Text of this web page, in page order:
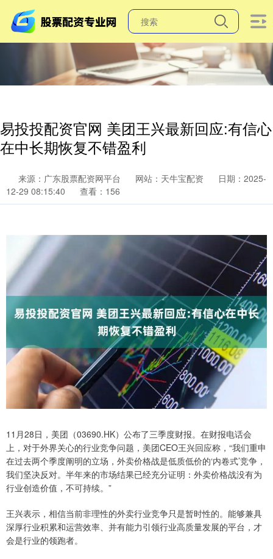
易投投配资官网 美团王兴最新回应:有信心
在中长期恢复不错盈利
来源：广东股票配资网平台 网站：天牛宝配资
日期：2025-
12-29 08:15:40
查看：156
11月28日，美团（03690.HK）公布了三季度财报。在财报电话会
上，对于外界关心的行业竞争问题，美团CEO王兴回应称，“我们重申
在过去两个季度阐明的立场，外卖价格战是低质低价的‘内卷式’竞争，
我们坚决反对。半年来的市场结果已经充分证明：外卖价格战没有为
行业创造价值，不可持续。”
王兴表示，相信当前非理性的外卖行业竞争只是暂时性的。能够兼具
深厚行业积累和运营效率、并有能力引领行业高质量发展的平台，才
会是行业的领跑者。